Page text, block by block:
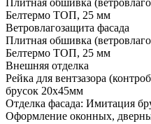
Плитная обшивка
Белтермо ТОП, 25 мм
Ветровлагозащита фасада
Плитная обшивка
Белтермо ТОП, 25 мм
Внешняя отделка
Рейка для вентзазора
брусок 20х45мм
Отделка фасада: Имитация
Оформление оконных,